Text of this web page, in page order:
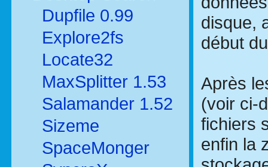
Dupfile 0.99
Explore2fs
Locate32
MaxSplitter 1.53
Salamander 1.52
Sizeme
SpaceMonger
disque,
début
Après
(voir ci-
fichiers
enfin la